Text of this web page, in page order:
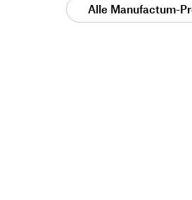
Alle Manufactum-